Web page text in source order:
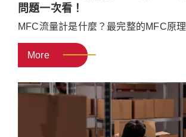
問題一次看！
MFC流量計是什麼？最完整的MFC原
看這篇！本文將帶你認識質量流量控制
念，包括MFC原理、組成部件、4大優
More